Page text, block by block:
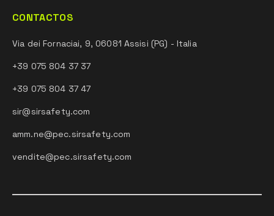
CONTACTOS
Via dei Fornaciai, 9, 06081 Assisi (PG) - Italia
+39 075 804 37 37
+39 075 804 37 47
sir@sirsafety.com
amm.ne@pec.sirsafety.com
vendite@pec.sirsafety.com